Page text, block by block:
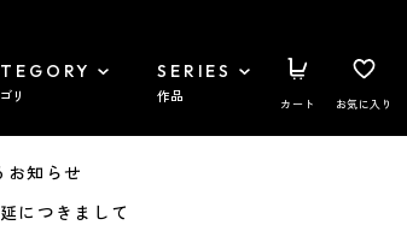
リ
SERIES
作品 カート お気に入り
知らせ
につきまして